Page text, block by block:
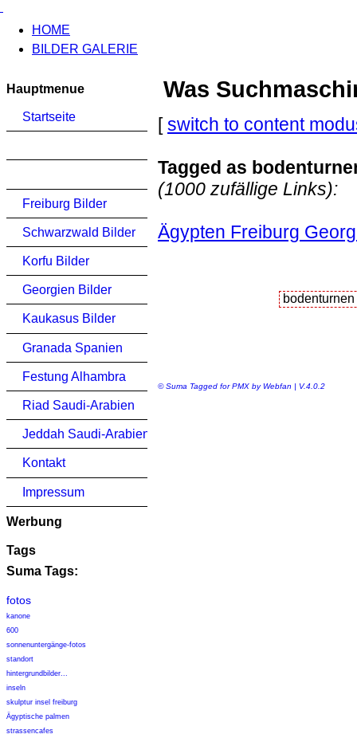
HOME
BILDER GALERIE
Hauptmenue
Startseite
Freiburg Bilder
Schwarzwald Bilder
Korfu Bilder
Georgien Bilder
Kaukasus Bilder
Granada Spanien
Festung Alhambra
Riad Saudi-Arabien
Jeddah Saudi-Arabien
Kontakt
Impressum
Werbung
Tags
Suma Tags:
fotos
kanone
600
sonnenuntergänge-fotos
standort
hintergrundbilder...
inseln
skulptur insel freiburg
Ägyptische palmen
strassencafes
Was
[switch to content
Tagged as
(1000 zufällige Links):
Ägypten Freiburg
© Suma Tagged for PMX by Webfan | V.4.0.2